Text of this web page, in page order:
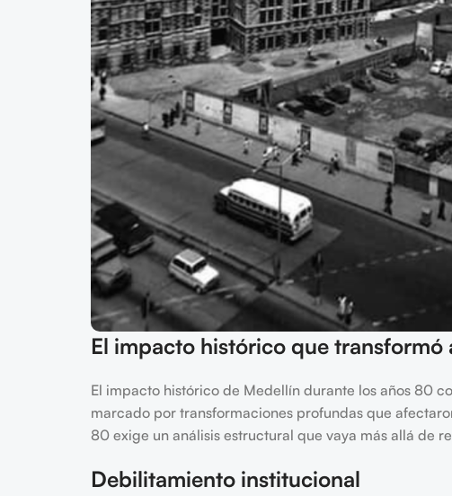
El impacto histórico que transformó
El impacto histórico de Medellín durante los años 80
marcado por transformaciones profundas que
80 exige un análisis estructural que vaya más allá de
Debilitamiento institucional